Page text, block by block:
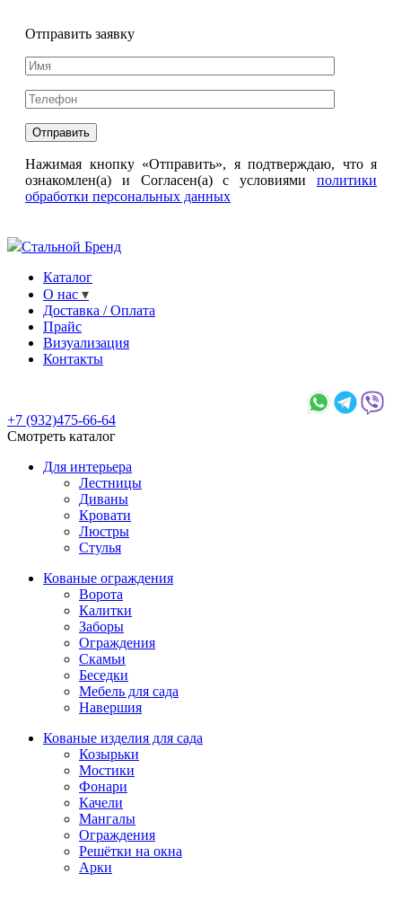
Отправить заявку
Нажимая кнопку «Отправить», я подтверждаю, что я
ознакомлен(а) и Согласен(а) с условиями политики
обработки персональных данных
Стальной Бренд
Каталог
О нас
Доставка / Оплата
Прайс
Визуализация
Контакты
+7 (932)475-66-64
Смотреть каталог
Для интерьера
Лестницы
Диваны
Кровати
Люстры
Стулья
Кованые ограждения
Ворота
Калитки
Заборы
Ограждения
Скамьи
Беседки
Мебель для сада
Навершия
Кованые изделия для сада
Козырьки
Мостики
Фонари
Качели
Мангалы
Ограждения
Решётки на окна
Арки